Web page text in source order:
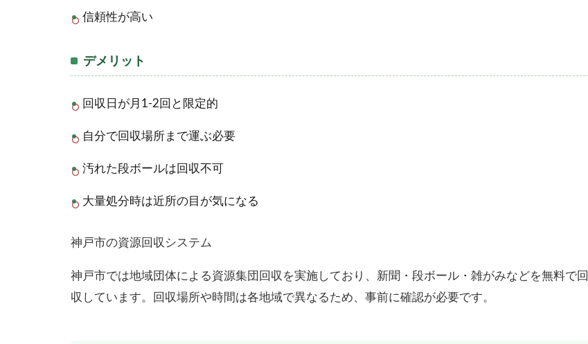
信頼性が高い
デメリット
回収日が月1-2回と限定的
自分で回収場所まで運ぶ必要
汚れた段ボールは回収不可
大量処分時は近所の目が気になる
神戸市の資源回収システム
神戸市では地域団体による資源集団回収を実施しており、新聞・段ボール・雑がみなどを無料で回
収しています。回収場所や時間は各地域で異なるため、事前に確認が必要です。